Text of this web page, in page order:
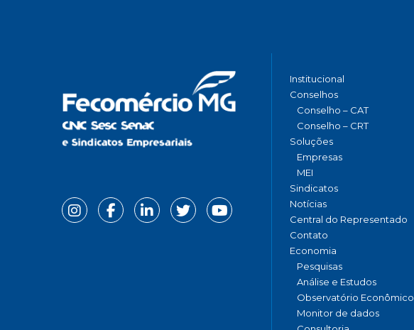
Institucional
Conselhos
Conselho – CAT
Conselho – CRT
Soluções
Empresas
MEI
Sindicatos
Notícias
Central do Representado
Contato
Economia
Pesquisas
Análise e Estudos
Observatório Econômico
Monitor de dados